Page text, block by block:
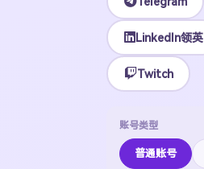
LinkedIn领英
Twitch
账号类型
普通账号